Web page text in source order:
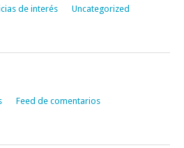
de interés
Uncategorized
Feed de comentarios